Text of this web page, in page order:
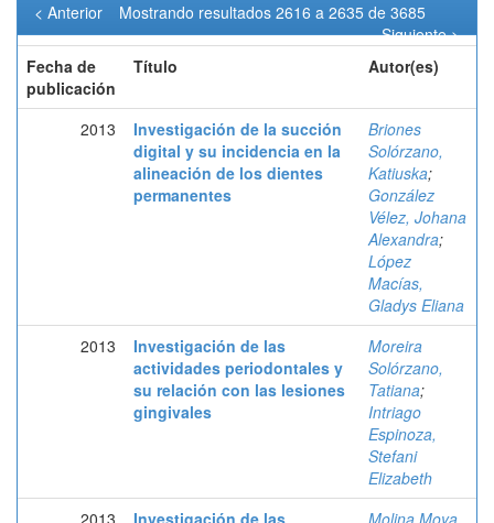
Mostrando resultados 2616 a 2635 de 3685
< Anterior
Siguiente >
Fecha de
publicación
Título Autor(es)
2013
Investigación de la succión
digital y su incidencia en la
alineación de los dientes
permanentes
Briones
Solórzano,
Katiuska;
González
Vélez, Johana
Alexandra;
López
Macías,
Gladys Eliana
2013
Investigación de las
actividades periodontales y
su relación con las lesiones
gingivales
Moreira
Solórzano,
Tatiana;
Intriago
Espinoza,
Stefani
Elizabeth
2013
Investigación de las
Molina Moya,